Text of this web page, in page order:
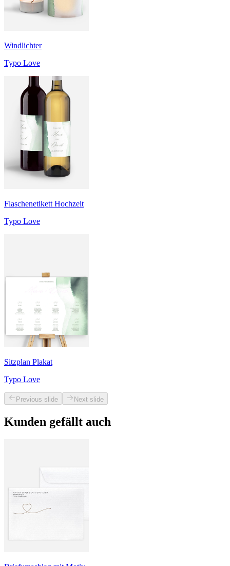
Windlichter
Typo Love
Flaschenetikett Hochzeit
Typo Love
Sitzplan Plakat
Typo Love
Previous slide Next slide
Kunden gefällt auch